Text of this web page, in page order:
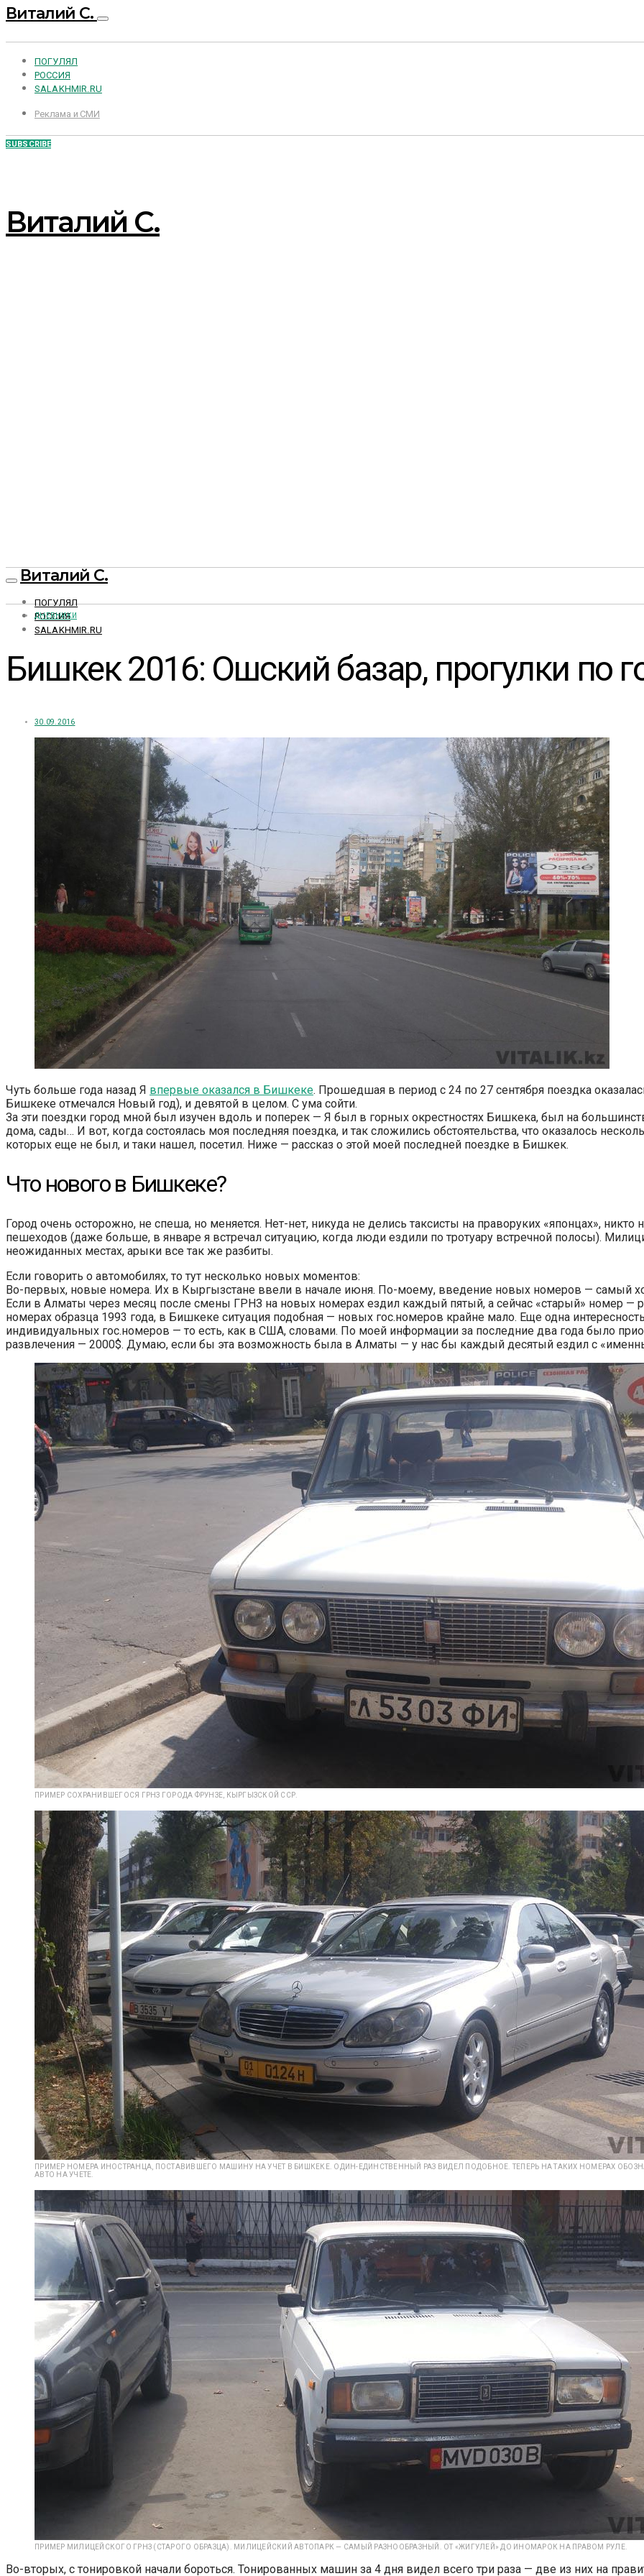
Виталий С.
ПОГУЛЯЛ
РОССИЯ
SALAKHMIR.RU
Реклама и СМИ
SUBSCRIBE
Виталий С.
Виталий С.
ПОГУЛЯЛ
РОССИЯ
SALAKHMIR.RU
ДНЕВНИКИ
Бишкек 2016: Ошский базар, прогулки по
30.09.2016
Чуть больше года назад Я впервые оказался в Бишкеке. Прошедшая в период с 24 по 27 сентября поездка
Бишкеке отмечался Новый год), и девятой в целом. С ума сойти.
За эти поездки город мной был изучен вдоль и поперек — Я был в горных окрестностях Бишкека, был на
дома, сады… И вот, когда состоялась моя последняя поездка, и так сложились обстоятельства, что оказалось
которых еще не был, и таки нашел, посетил. Ниже — рассказ о этой моей последней поездке в Бишкек.
Что нового в Бишкеке?
Город очень осторожно, не спеша, но меняется. Нет-нет, никуда не делись таксисты на праворуких «японцах»,
пешеходов (даже больше, в январе я встречал ситуацию, когда люди ездили по тротуару встречной полосы).
неожиданных местах, арыки все так же разбиты.
Если говорить о автомобилях, то тут несколько новых моментов:
Во-первых, новые номера. Их в Кыргызстане ввели в начале июня. По-моему, введение новых номеров — самый
Если в Алматы через месяц после смены ГРНЗ на новых номерах ездил каждый пятый, а сейчас «старый» номер —
номерах образца 1993 года, в Бишкеке ситуация подобная — новых гос.номеров крайне мало. Еще одна
индивидуальных гос.номеров — то есть, как в США, словами. По моей информации за последние два года было
развлечения — 2000$. Думаю, если бы эта возможность была в Алматы — у нас бы каждый десятый ездил с
ПРИМЕР СОХРАНИВШЕГОСЯ ГРНЗ ГОРОДА ФРУНЗЕ, КЫРГЫЗСКОЙ ССР.
ПРИМЕР НОМЕРА ИНОСТРАНЦА, ПОСТАВИВШЕГО МАШИНУ НА УЧЕТ В БИШКЕКЕ. ОДИН-ЕДИНСТВЕННЫЙ РАЗ ВИДЕЛ ПОДОБНОЕ. ТЕПЕРЬ НА ТАКИХ НОМЕРАХ
АВТО НА УЧЕТЕ.
ПРИМЕР МИЛИЦЕЙСКОГО ГРНЗ (СТАРОГО ОБРАЗЦА). МИЛИЦЕЙСКИЙ АВТОПАРК — САМЫЙ РАЗНООБРАЗНЫЙ. ОТ «ЖИГУЛЕЙ» ДО ИНОМАРОК НА ПРАВОМ РУЛЕ.
Во-вторых, с тонировкой начали бороться. Тонированных машин за 4 дня видел всего три раза — две из них на